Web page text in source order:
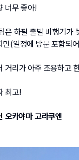
너무 좋아!
은 하필 출발 비행기가
만(일정에 방문 포함되
거리가 아주 조용하고
최고!
오카야마 고라쿠엔